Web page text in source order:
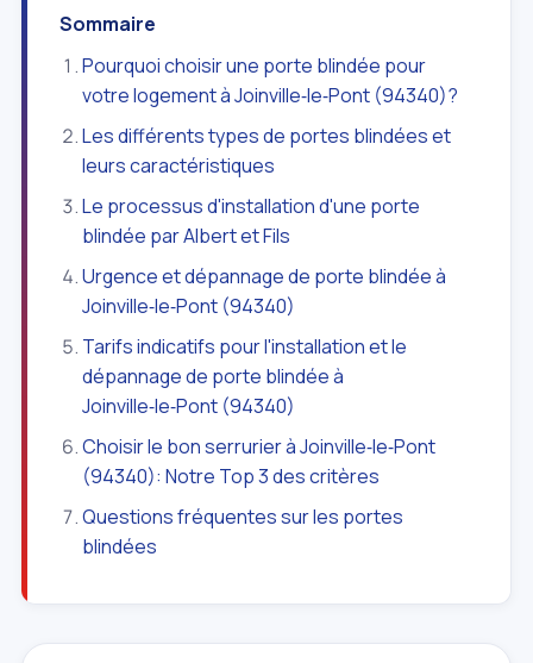
Sommaire
Pourquoi choisir une porte blindée pour
votre logement à Joinville‑le‑Pont (94340)?
Les différents types de portes blindées et
leurs caractéristiques
Le processus d'installation d'une porte
blindée par Albert et Fils
Urgence et dépannage de porte blindée à
Joinville‑le‑Pont (94340)
Tarifs indicatifs pour l'installation et le
dépannage de porte blindée à
Joinville‑le‑Pont (94340)
Choisir le bon serrurier à Joinville‑le‑Pont
(94340): Notre Top 3 des critères
Questions fréquentes sur les portes
blindées